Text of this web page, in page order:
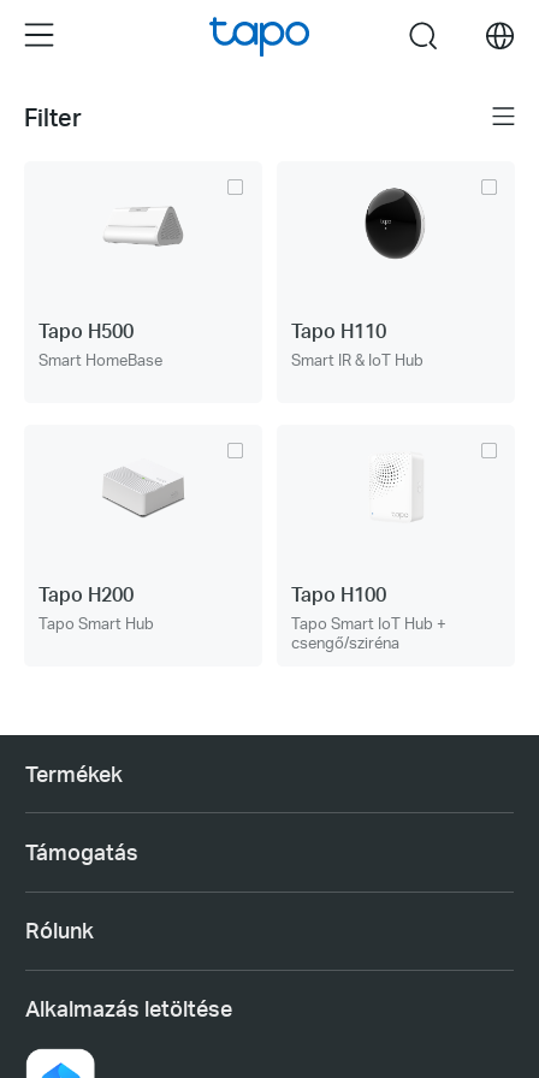
the
Menu search
Filter Menü
Tapo H500
Smart HomeBase
Tapo H110
Smart IR & IoT Hub
Tapo H200
Tapo Smart Hub
Tapo H100
Tapo Smart IoT Hub +
csengő/sziréna
Termékek
Támogatás
Rólunk
Alkalmazás letöltése